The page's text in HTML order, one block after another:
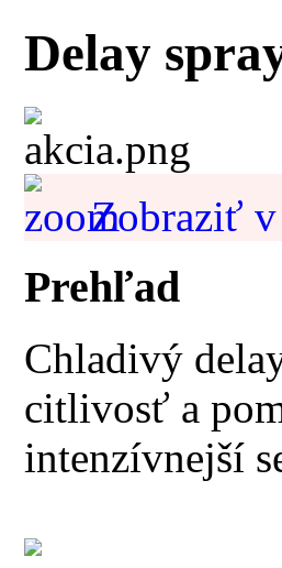
Delay
Zobraziť
Prehľad
Chladivý
citlivosť a
intenzívnejší